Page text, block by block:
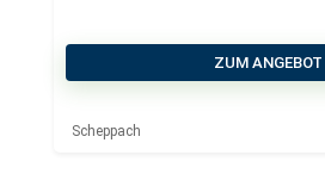
ZUM ANGEBOT
Scheppach